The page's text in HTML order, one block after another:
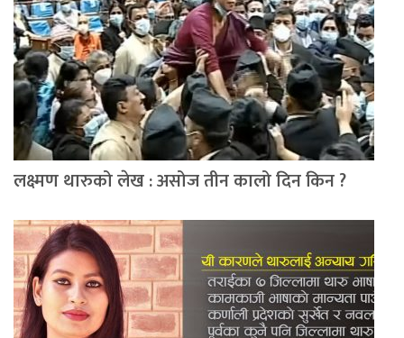
लक्ष्मण थारुको लेख : असोज तीन कालो दिन किन ?